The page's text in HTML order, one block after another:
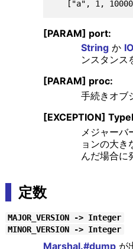
[PARAM] port:
Stringか IO
ンスタンス
[PARAM] proc:
手続きオブ
[EXCEPTION]
メジャーバ
ョンの大き
んだ場合に
定数
MAJOR_VERSION -> Integer
MINOR_VERSION -> Integer
Marshal.#dumpが